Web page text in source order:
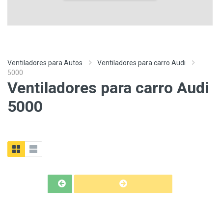
Ventiladores para Autos
Ventiladores para carro Audi
5000
Ventiladores para carro Audi
5000